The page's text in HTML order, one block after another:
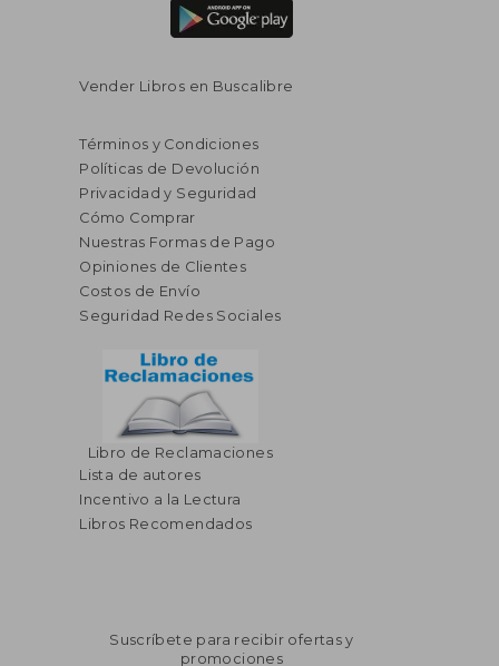
40%
dcto.
$ 205.86
$ 123.52
Vender Libros en Buscalibre
Términos y Condiciones
Políticas de Devolución
Privacidad y Seguridad
Cómo Comprar
Nuestras Formas de Pago
Opiniones de Clientes
Costos de Envío
Seguridad Redes Sociales
Libro de Reclamaciones
Lista de autores
Incentivo a la Lectura
Libros Recomendados
Suscríbete para recibir ofertas y
promociones